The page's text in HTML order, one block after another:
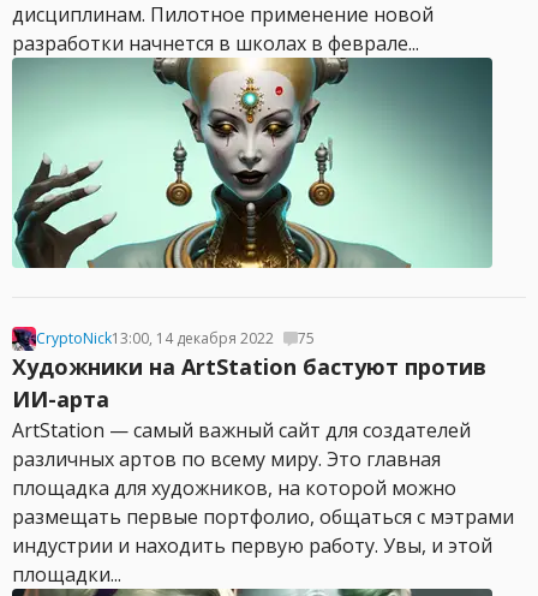
дисциплинам. Пилотное применение новой
разработки начнется в школах в феврале...
CryptoNick13:00, 14 декабря 2022 75
Художники на ArtStation бастуют против
ИИ-арта
ArtStation — самый важный сайт для создателей
различных артов по всему миру. Это главная
площадка для художников, на которой можно
размещать первые портфолио, общаться с мэтрами
индустрии и находить первую работу. Увы, и этой
площадки...